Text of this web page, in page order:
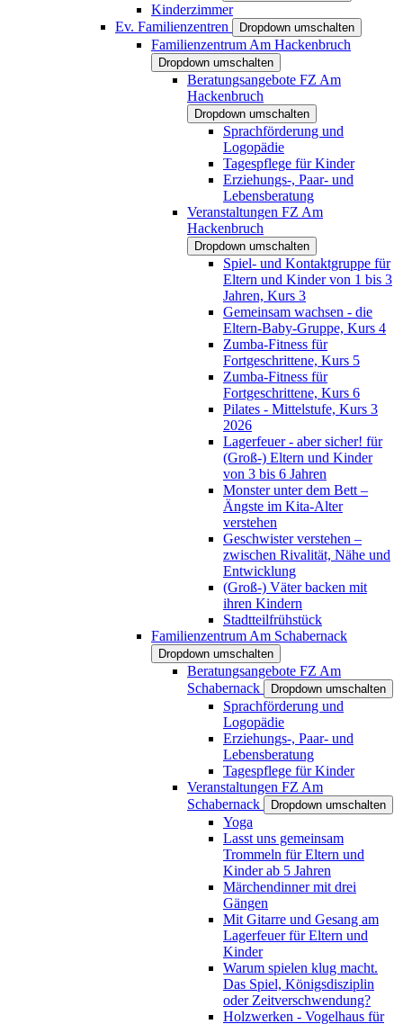
Kinderzimmer
Ev. Familienzentren
Dropdown umschalten
Familienzentrum Am Hackenbruch
Dropdown umschalten
Beratungsangebote FZ Am
Hackenbruch
Dropdown umschalten
Sprachförderung und
Logopädie
Tagespflege für Kinder
Erziehungs-, Paar- und
Lebensberatung
Veranstaltungen FZ Am
Hackenbruch
Dropdown umschalten
Spiel- und Kontaktgruppe für
Eltern und Kinder von 1 bis 3
Jahren, Kurs 3
Gemeinsam wachsen - die
Eltern-Baby-Gruppe, Kurs 4
Zumba-Fitness für
Fortgeschrittene, Kurs 5
Zumba-Fitness für
Fortgeschrittene, Kurs 6
Pilates - Mittelstufe, Kurs 3
2026
Lagerfeuer - aber sicher! für
(Groß-) Eltern und Kinder
von 3 bis 6 Jahren
Monster unter dem Bett –
Ängste im Kita-Alter
verstehen
Geschwister verstehen –
zwischen Rivalität, Nähe und
Entwicklung
(Groß-) Väter backen mit
ihren Kindern
Stadtteilfrühstück
Familienzentrum Am Schabernack
Dropdown umschalten
Beratungsangebote FZ Am
Schabernack
Dropdown umschalten
Sprachförderung und
Logopädie
Erziehungs-, Paar- und
Lebensberatung
Tagespflege für Kinder
Veranstaltungen FZ Am
Schabernack
Dropdown umschalten
Yoga
Lasst uns gemeinsam
Trommeln für Eltern und
Kinder ab 5 Jahren
Märchendinner mit drei
Gängen
Mit Gitarre und Gesang am
Lagerfeuer für Eltern und
Kinder
Warum spielen klug macht.
Das Spiel, Königsdisziplin
oder Zeitverschwendung?
Holzwerken - Vogelhaus für